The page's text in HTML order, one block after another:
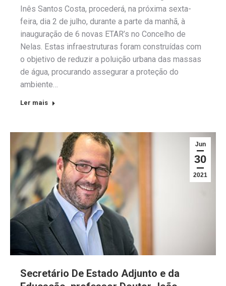
Inês Santos Costa, procederá, na próxima sexta-
feira, dia 2 de julho, durante a parte da manhã, à
inauguração de 6 novas ETAR’s no Concelho de
Nelas. Estas infraestruturas foram construídas com
o objetivo de reduzir a poluição urbana das massas
de água, procurando assegurar a proteção do
ambiente…
Ler mais
Jun
30
2021
Secretário De Estado Adjunto e da